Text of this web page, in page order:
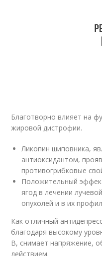
Благотворно влияет на
жировой дистрофии.
Ликопин шиповника,
антиоксидантом,
противогрибковые
Положительный
ягод в лечении
опухолей и в их
Как отличный
благодаря высокому
B, снимает напряжение,
действием.